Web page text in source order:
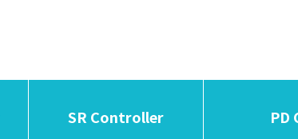
SR Controller PD